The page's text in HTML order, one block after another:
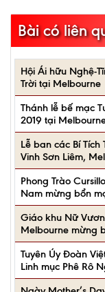
Bài có liên
Hội Ái hữu Nghệ-
Trời tại Melbourne
Thánh lễ bế mạc
2019 tại
Lễ ban các Bí Tích
Vinh Sơn Liêm,
Phong Trào
Nam mừng bổn
Giáo khu Nữ
Melbourne mừng
Tuyên Úy Đoàn
Linh mục Phê Rô